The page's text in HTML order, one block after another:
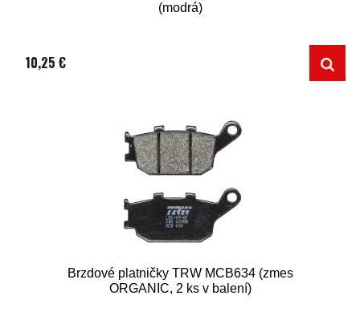
(modrá)
10,25 €
Brzdové platničky TRW MCB634 (zmes
ORGANIC, 2 ks v balení)